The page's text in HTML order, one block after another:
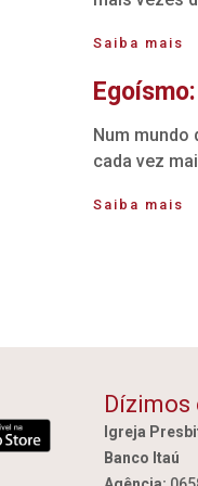
Saiba mais
Num mundo
cada vez
Saiba mais
Dízimos
Igreja
Banco Itaú